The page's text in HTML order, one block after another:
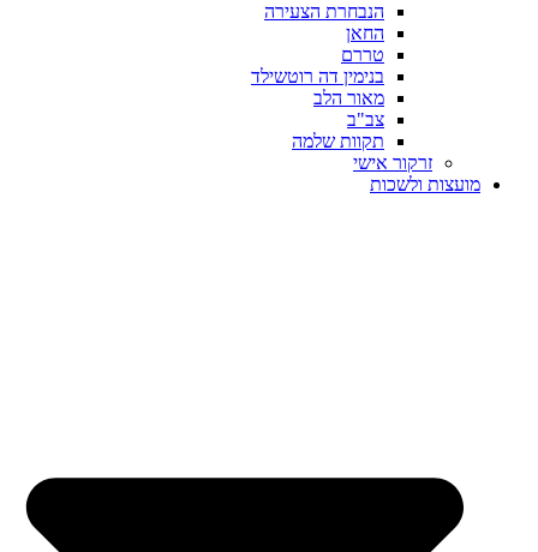
הנבחרת הצעירה
החאן
טררם
בנימין דה רוטשילד
מאור הלב
צב"ב
תקוות שלמה
זרקור אישי
מועצות ולשכות